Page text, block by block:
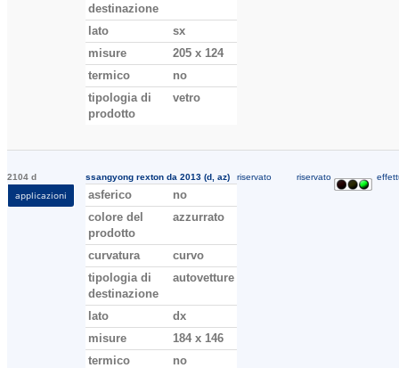
destinazione
lato
sx
misure
205 x 124
termico
no
tipologia di
prodotto
vetro
2104 d
applicazioni
ssangyong rexton da 2013 (d, az)
asferico
no
colore del
prodotto
azzurrato
curvatura
curvo
tipologia di
destinazione
autovetture
lato
dx
misure
184 x 146
termico
no
riservato riservato